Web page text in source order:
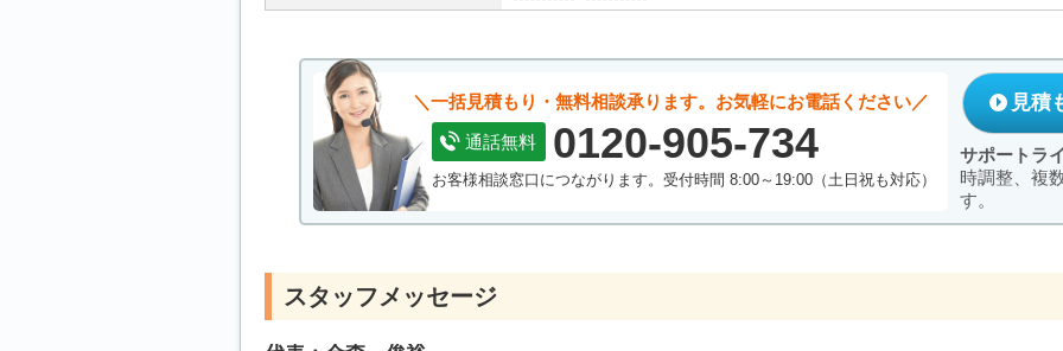
一括見積もり・無料相談承ります。お気軽にお電話ください
通話無料
0120-905-734
お客様相談窓口につながります。受付時間 8:00～19:00（土日祝も対応）
見積
サポートラ
時調整、複
す。
スタッフメッセージ